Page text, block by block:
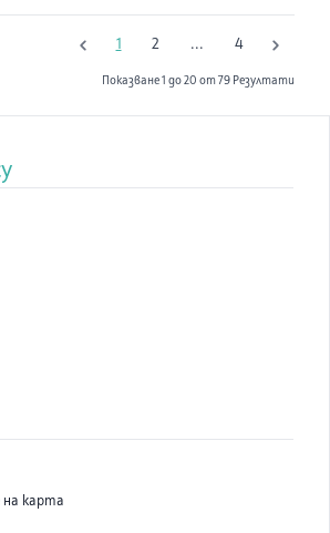
1 2 ... 4
Показване 1 до 20 от 79 Резултати
на карта